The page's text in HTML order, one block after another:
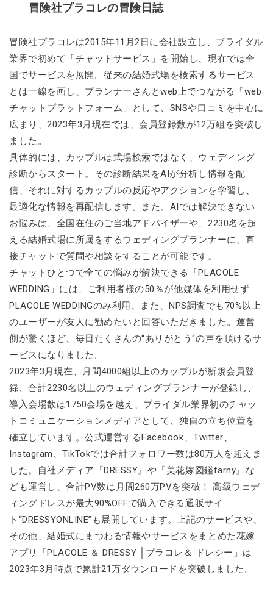
冒険社プラコレの冒険日誌
冒険社プラコレは2015年11月2日に会社設立し、ブライダル
業界で初めて「チャットサービス」を開始し、現在では全
国でサービスを展開。従来の結婚式場を検索するサービス
とは一線を画し、プランナーさんとweb上でつながる「web
チャットプラットフォーム」として、SNSや口コミを中心に
広まり、2023年3月現在では、会員登録数が12万組を突破し
ました。
具体的には、カップルは式場検索ではなく、ウェディング
診断からスタート。その診断結果をAIが分析し情報を配
信、それに対するカップルの反応やアクションを学習し、
最適化な情報を再配信します。また、AIでは解決できない
お悩みは、全国在住のご当地アドバイザーや、2230名を超
える結婚式場に所属をするウェディングプランナーに、直
接チャットで質問や相談をすることが可能です。
チャットひとつで全ての悩みが解決できる「PLACOLE
WEDDING」には、ご利用者様の50％が他媒体を利用せず
PLACOLE WEDDINGのみ利用、また、NPS調査でも70%以上
のユーザーが友人に勧めたいと回答いただきました。運営
側が驚くほど、毎日たくさんの“ありがとう“の声を頂けるサ
ービスになりました。
2023年3月現在、月間4000組以上のカップルが新規会員登
録、合計2230名以上のウェディングプランナーが登録し、
導入会場数は1750会場を越え、ブライダル業界初のチャッ
トコミュニケーションメディアとして、独自の立ち位置を
確立しています。公式運営するFacebook、Twitter、
Instagram、TikTokでは合計フォロワー数は80万人を超えま
した。自社メディア『DRESSY』や『美花嫁図鑑farny』な
ども運営し、合計PV数は月間260万PVを突破！ 高級ウェデ
ィングドレスが最大90%OFFで購入できる通販サイ
ト“DRESSYONLINE”も展開しています。上記のサービスや、
その他、結婚式にまつわる情報やサービスをまとめた花嫁
アプリ「PLACOLE ＆ DRESSY │プラコレ＆ ドレシー」は
2023年3月時点で累計21万ダウンロードを突破しました。